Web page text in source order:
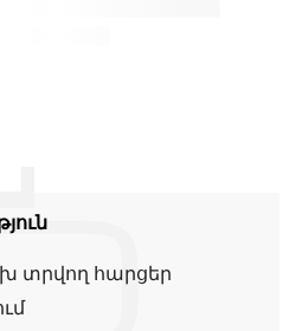
տրվող հարցեր